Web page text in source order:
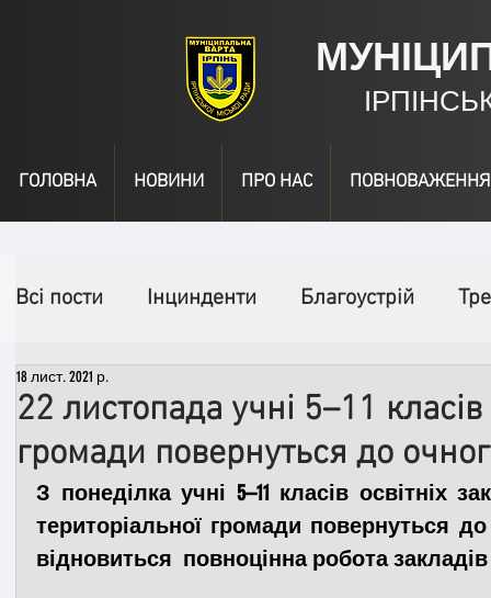
ГОЛОВНА НОВИНИ ПРО НАС ПОВНОВАЖЕННЯ
Всі пости Інцинденти Благоустрій
День народження
Спільні заходи Надзвичайні заходи
Медицина Новини ДТП
22 листопада учні 5–11 класів
громади повернуться до
18 лист. 2021 р.
З понеділка учні 5–11 класів освітніх
територіальної громади повернуться
відновиться  повноцінна робота